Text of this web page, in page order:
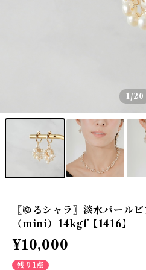
1/20
〖ゆるシャラ〗淡水パール
（mini）14kgf【1416】
¥10,000
残り1点